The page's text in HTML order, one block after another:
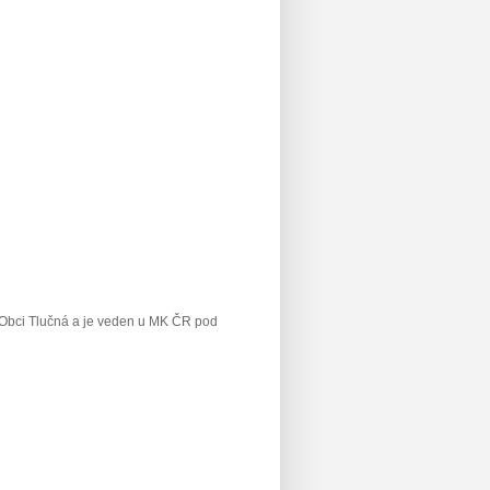
Tlučná a je veden u MK ČR pod